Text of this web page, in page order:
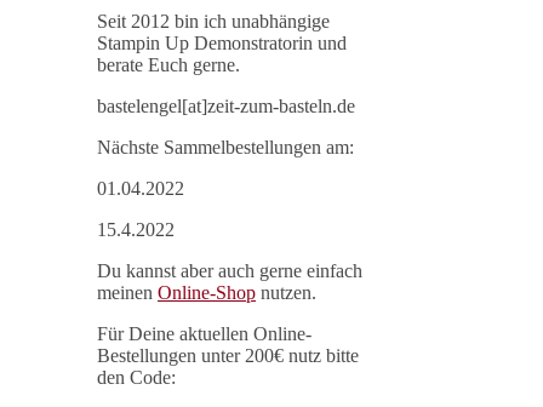
Seit 2012 bin ich unabhängige
Stampin Up Demonstratorin und
berate Euch gerne.
bastelengel[at]zeit-zum-basteln.de
Nächste Sammelbestellungen am:
01.04.2022
15.4.2022
Du kannst aber auch gerne einfach
meinen Online-Shop nutzen.
Für Deine aktuellen Online-
Bestellungen unter 200€ nutz bitte
den Code: